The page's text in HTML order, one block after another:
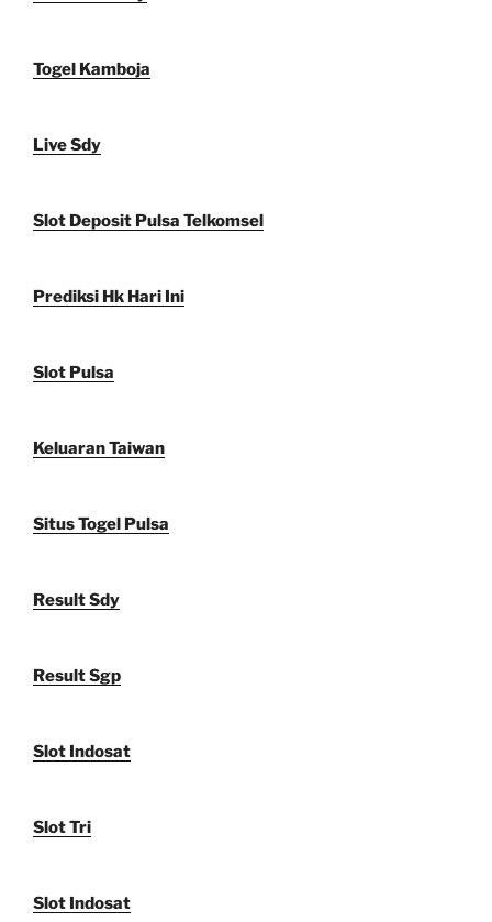
Togel Kamboja
Live Sdy
Slot Deposit Pulsa Telkomsel
Prediksi Hk Hari Ini
Slot Pulsa
Keluaran Taiwan
Situs Togel Pulsa
Result Sdy
Result Sgp
Slot Indosat
Slot Tri
Slot Indosat